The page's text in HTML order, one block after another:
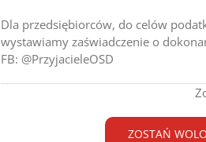
Dla przedsiębiorców, do celów
wystawiamy zaświadczenie o
FB: @PrzyjacieleOSD
ZOSTAŃ